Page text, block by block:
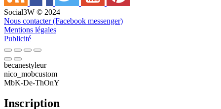
Social3W © 2024
Nous contacter (Facebook messenger)
Mentions légales
Publicité
becanestyleur
nico_mobcustom
MbK-De-ThOnY
Inscription